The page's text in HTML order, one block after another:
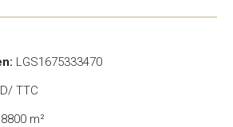
LGS1675333470
TTC
8800 m²